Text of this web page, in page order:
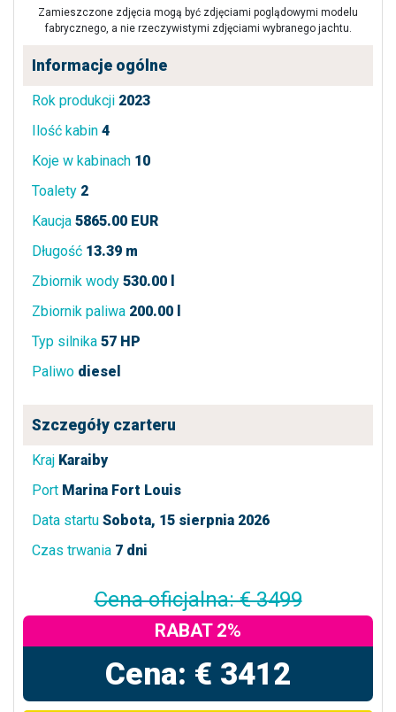
Zamieszczone zdjęcia mogą być zdjęciami poglądowymi modelu
fabrycznego, a nie rzeczywistymi zdjęciami wybranego jachtu.
Informacje ogólne
Rok produkcji 2023
Ilość kabin 4
Koje w kabinach 10
Toalety 2
Kaucja 5865.00 EUR
Długość 13.39 m
Zbiornik wody 530.00 l
Zbiornik paliwa 200.00 l
Typ silnika 57 HP
Paliwo diesel
Szczegóły czarteru
Kraj Karaiby
Port Marina Fort Louis
Data startu Sobota, 15 sierpnia 2026
Czas trwania 7 dni
Cena oficjalna: € 3499
RABAT 2%
Cena: € 3412